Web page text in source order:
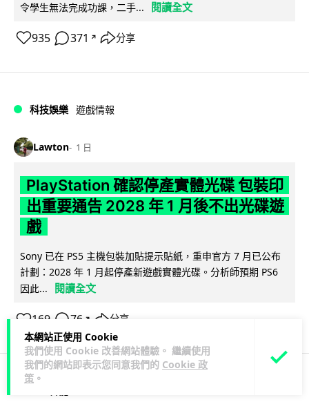
本網站正使用 Cookie
我們使用 Cookie 改善網站體驗。 繼續使用
我們的網站即表示您同意我們的 Cookie 政
策 。
令學生無法完成功課，二手...
閱讀全文
935 371 ↗ 分享
科技娛樂 遊戲情報
Lawton 1 日
PlayStation 確認停產實體光碟 包裝印
出重要通告 2028 年 1 月後不出光碟遊
戲
Sony 已在 PS5 主機包裝加貼提示貼紙，重申官方 7 月已公布
計劃：2028 年 1 月起停產新遊戲實體光碟。分析師預期 PS6
因此...
閱讀全文
169 76 ↗ 分享